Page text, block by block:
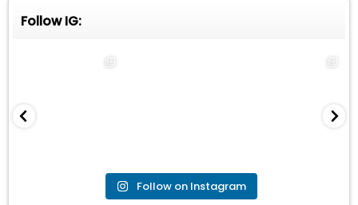
Follow IG:
Follow on Instagram